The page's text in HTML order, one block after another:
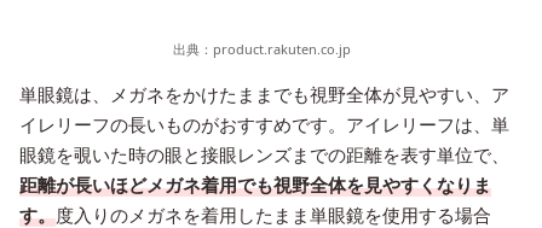
出典： product.rakuten.co.jp
単眼鏡は、メガネをかけたままでも視野全体が見やすい、ア
イレリーフの長いものがおすすめです。アイレリーフは、単
眼鏡を覗いた時の眼と接眼レンズまでの距離を表す単位で、
距離が長いほどメガネ着用でも視野全体を見やすくなりま
す。度入りのメガネを着用したまま単眼鏡を使用する場合